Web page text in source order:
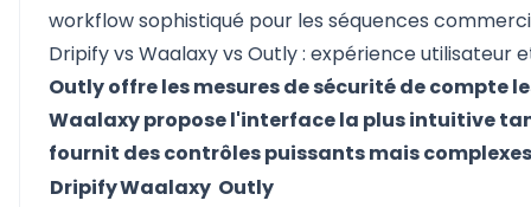
workflow sophistiqué pour les séquences
Dripify vs Waalaxy vs Outly : expérience utilisateur
Outly offre les mesures de sécurité de compte
Waalaxy propose l'interface la plus intuitive
fournit des contrôles puissants mais
DripifyWaalaxy Outly